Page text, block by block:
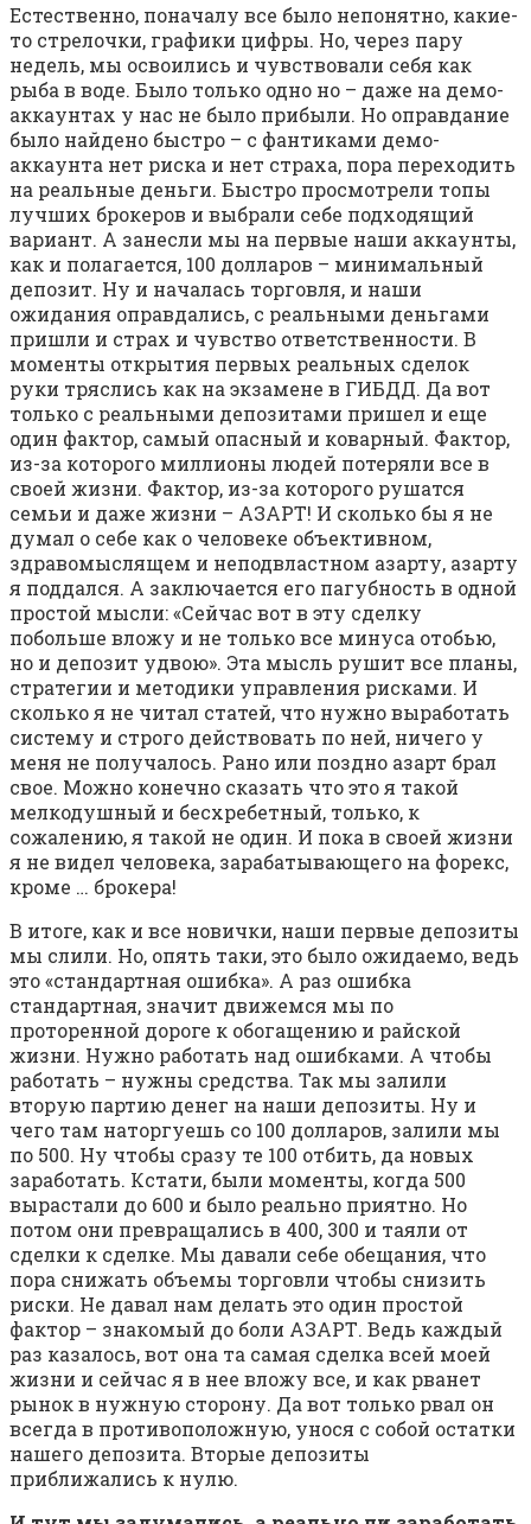
Естественно, поначалу все было непонятно, какие-
то стрелочки, графики цифры. Но, через пару
недель, мы освоились и чувствовали себя как
рыба в воде. Было только одно но – даже на демо-
аккаунтах у нас не было прибыли. Но оправдание
было найдено быстро – с фантиками демо-
аккаунта нет риска и нет страха, пора переходить
на реальные деньги. Быстро просмотрели топы
лучших брокеров и выбрали себе подходящий
вариант. А занесли мы на первые наши аккаунты,
как и полагается, 100 долларов – минимальный
депозит. Ну и началась торговля, и наши
ожидания оправдались, с реальными деньгами
пришли и страх и чувство ответственности. В
моменты открытия первых реальных сделок
руки тряслись как на экзамене в ГИБДД. Да вот
только с реальными депозитами пришел и еще
один фактор, самый опасный и коварный. Фактор,
из-за которого миллионы людей потеряли все в
своей жизни. Фактор, из-за которого рушатся
семьи и даже жизни – АЗАРТ! И сколько бы я не
думал о себе как о человеке объективном,
здравомыслящем и неподвластном азарту, азарту
я поддался. А заключается его пагубность в одной
простой мысли: «Сейчас вот в эту сделку
побольше вложу и не только все минуса отобью,
но и депозит удвою». Эта мысль рушит все планы,
стратегии и методики управления рисками. И
сколько я не читал статей, что нужно выработать
систему и строго действовать по ней, ничего у
меня не получалось. Рано или поздно азарт брал
свое. Можно конечно сказать что это я такой
мелкодушный и бесхребетный, только, к
сожалению, я такой не один. И пока в своей жизни
я не видел человека, зарабатывающего на форекс,
кроме … брокера!
В итоге, как и все новички, наши первые депозиты
мы слили. Но, опять таки, это было ожидаемо, ведь
это «стандартная ошибка». А раз ошибка
стандартная, значит движемся мы по
проторенной дороге к обогащению и райской
жизни. Нужно работать над ошибками. А чтобы
работать – нужны средства. Так мы залили
вторую партию денег на наши депозиты. Ну и
чего там наторгуешь со 100 долларов, залили мы
по 500. Ну чтобы сразу те 100 отбить, да новых
заработать. Кстати, были моменты, когда 500
вырастали до 600 и было реально приятно. Но
потом они превращались в 400, 300 и таяли от
сделки к сделке. Мы давали себе обещания, что
пора снижать объемы торговли чтобы снизить
риски. Не давал нам делать это один простой
фактор – знакомый до боли АЗАРТ. Ведь каждый
раз казалось, вот она та самая сделка всей моей
жизни и сейчас я в нее вложу все, и как рванет
рынок в нужную сторону. Да вот только рвал он
всегда в противоположную, унося с собой остатки
нашего депозита. Вторые депозиты
приближались к нулю.